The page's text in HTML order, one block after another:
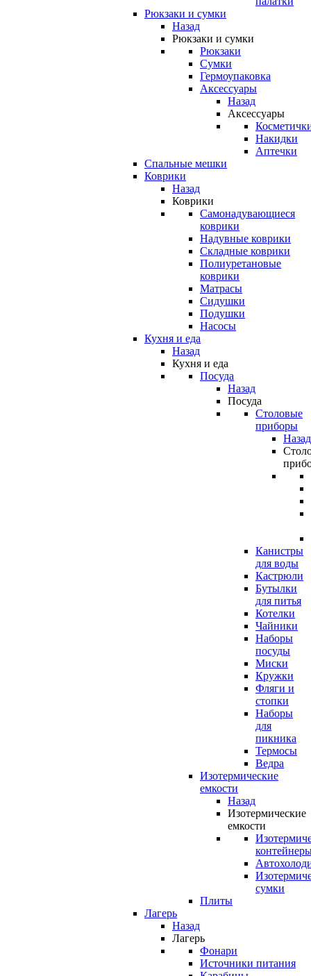
Рюкзаки и сумки
Назад
Рюкзаки и сумки
Рюкзаки
Сумки
Гермоупаковка
Аксессуары
Назад
Аксессуары
Накидки
Аптечки
Спальные мешки
Коврики
Назад
Коврики
Самонадувающиеся
коврики
Надувные коврики
Складные коврики
Полиуретановые
коврики
Матрасы
Сидушки
Подушки
Насосы
Кухня и еда
Назад
Кухня и еда
Посуда
Назад
Посуда
Столовые
приборы
Назад
Канистры
для воды
Кастрюли
Бутылки
для питья
Котелки
Чайники
Наборы
посуды
Миски
Кружки
Фляги и
стопки
Наборы
для
пикника
Термосы
Ведра
Изотермические
емкости
Назад
Изотермические
емкости
сумки
Плиты
Лагерь
Назад
Лагерь
Фонари
Источники питания